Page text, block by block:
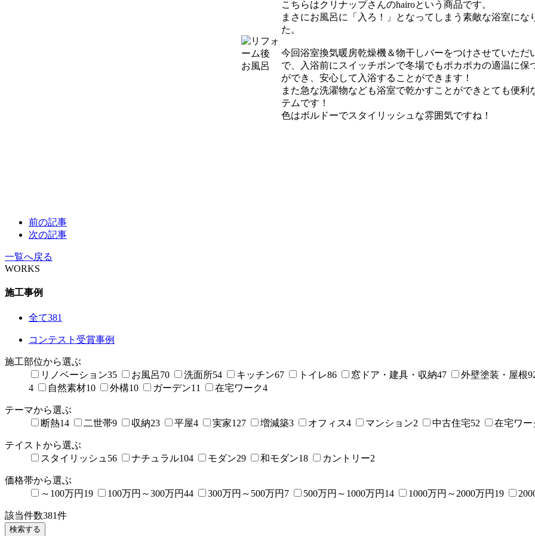
こちらはクリナップさんのhairoという商品です。
まさにお風呂に「入ろ！」となってしまう素敵な浴室にな
た。
今回浴室換気暖房乾燥機＆物干しバーをつけさせていただ
で、入浴前にスイッチポンで冬場でもポカポカの適温に保
ができ、安心して入浴することができます！
また急な洗濯物なども浴室で乾かすことができとても便利
テムです！
色はボルドーでスタイリッシュな雰囲気ですね！
前の記事
次の記事
一覧へ戻る
WORKS
施工事例
全て381
コンテスト受賞事例
施工部位から選ぶ
リノベーション35 お風呂70 洗面所54 キッチン67 トイレ86 窓ドア・建具・収納47 外壁塗装・屋根
4
自然素材10 外構10 ガーデン11 在宅ワーク4
テーマから選ぶ
断熱14 二世帯9 収納23 平屋4 実家127 増減築3 オフィス4 マンション2 中古住宅52 在宅ワー
テイストから選ぶ
スタイリッシュ 56 ナチュラル104 モダン29 和モダン18 カントリー2
価格帯から選ぶ
～100万円 19 100万円～300万円44 300万円～500万円 7 500万円～1000万円 14 1000万円～2000万円 19
該当件数381件
検索する